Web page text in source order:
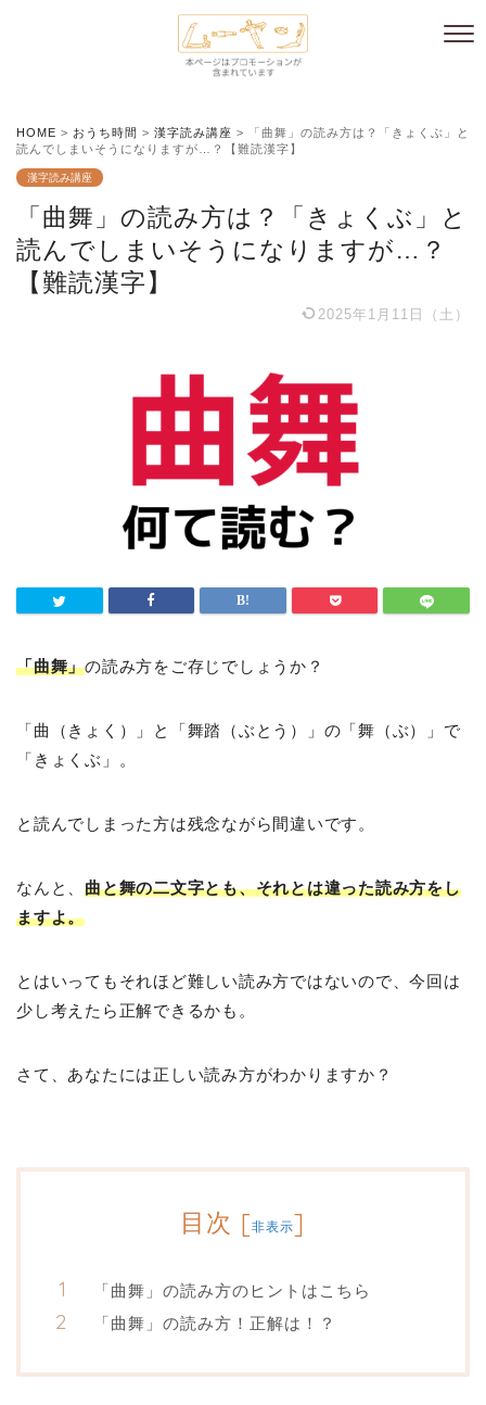
HOME > おうち時間 > 漢字読み講座 >
「曲舞」の読み方は？「きょくぶ」と
読んでしまいそうになりますが…？【難読漢字】
漢字読み講座
「曲舞」の読み方は？「きょくぶ」と
読んでしまいそうになりますが…？
【難読漢字】
2025年1月11日（土）
「曲舞」の読み方をご存じでしょうか？
「曲（きょく）」と「舞踏（ぶとう）」の「舞（ぶ）」で
「きょくぶ」。
と読んでしまった方は残念ながら間違いです。
なんと、曲と舞の二文字とも、それとは違った読み方をし
ますよ。
とはいってもそれほど難しい読み方ではないので、今回は
少し考えたら正解できるかも。
さて、あなたには正しい読み方がわかりますか？
目次 [非表示]
「曲舞」の読み方のヒントはこちら
「曲舞」の読み方！正解は！？